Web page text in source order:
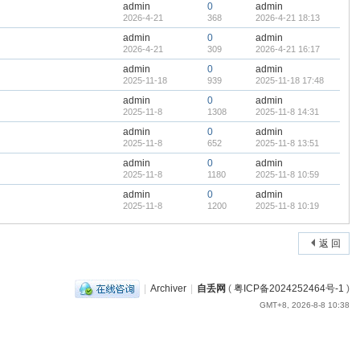
admin
2026-4-21
0
368
admin
2026-4-21 18:13
admin
2026-4-21
0
309
admin
2026-4-21 16:17
admin
2025-11-18
0
939
admin
2025-11-18 17:48
admin
2025-11-8
0
1308
admin
2025-11-8 14:31
admin
2025-11-8
0
652
admin
2025-11-8 13:51
admin
2025-11-8
0
1180
admin
2025-11-8 10:59
admin
2025-11-8
0
1200
admin
2025-11-8 10:19
返 回
| Archiver | 自丢网 ( 粤ICP备2024252464号-1 )
GMT+8, 2026-8-8 10:38